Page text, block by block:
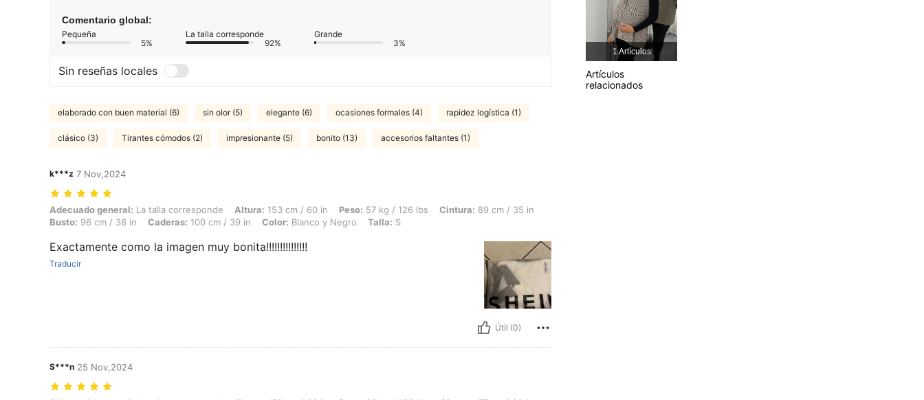
Comentario global:
Pequeña
5%
La talla corresponde
92%
Grande
3%
Sin reseñas locales
elaborado con buen material (6) sin olor (5) elegante (6) ocasiones formales (4) rapidez logística (1)
clásico (3) Tirantes cómodos (2) impresionante (5) bonito (13) accesorios faltantes (1)
k***z 7 Nov,2024
Adecuado general: La talla corresponde, Altura: 153 cm / 60 in, Peso: 57 kg / 126 lbs, Cintura: 89 cm / 35 in, Busto: 96 cm / 38 in, Caderas: 100 cm / 39 in, Color: Blanco y Negro, Talla: S
Adecuado general: La talla corresponde Altura: 153 cm / 60 in Peso: 57 kg / 126 lbs Cintura: 89 cm / 35 in
Busto: 96 cm / 38 in Caderas: 100 cm / 39 in Color: Blanco y Negro Talla: S
Exactamente como la imagen muy bonita!!!!!!!!!!!!!!!
Traducir
Útil (0)
S***n 25 Nov,2024
4,89
4,89
1 Artículos
Artículos
relacionados